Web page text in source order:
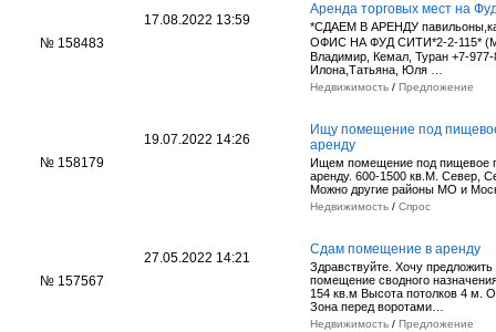
№ 158483
17.08.2022 13:59
Аренда торговых мест на
*СДАЕМ В АРЕНДУ
ОФИС НА ФУД СИТИ*2-2-115*
Владимир, Кемал, Туран +7-977-
Илона,Татьяна, Юля …
Недвижимость / Предложение
№ 158179
19.07.2022 14:26
Ищу помещение под
аренду
Ищем помещение под пищевое
аренду. 600-1500 кв.М. Север,
Можно другие районы МО и
Недвижимость / Спрос
№ 157567
27.05.2022 14:21
Сдам помещение в аренду
Здравствуйте. Хочу
помещение сводного
154 кв.м Высота потолков 4 м.
Зона перед воротами…
Недвижимость / Предложение